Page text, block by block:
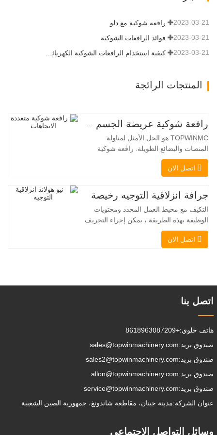
رافعة شوكية مع دلو 2023-03-21
فوائد الرافعات الشوكية 2023-03-21
كيفية استخدام الرافعات الشوكية الكهربائية بشكل صحيح 2023-03-21
المنتجات الرائجة
رافعة شوكية عريضة الجسم متعددة الاتجاهات 3.5-5.0 طن
TOPWINMC هو الحل الأمثل لمناولة
المنصات والبضائع الطويلة. رافعة شوكية
ثنائية الاستخدام، تجمع بين مزايا الرافعة
الشوكية والرافعة الجانبية. محركها الكهربائي
بزاوية 360 درجة، يُمكّنان من تغيير الاتجاه
بسلاسة دون انقطاع في تدفق الحمولة، مما
يجعل TOPWINMC
اتصل الان
جرافة انزلاقية التوجيه رخيصة
التكيف مع محيط العمل المحدد ومحتويات
الوظيفة بهذه الطريقة ، يمكن إجراء التجريف
، التراص ، الرفع ، الحفر ، الحفر ، السحق ،
الإمساك ، الدفع ، تخفيف التربة ، الخنادق
التي تختار القيام بها.يمكن
اتصل الان
اتصل بنا
هاتف خلوي:+8618963087209
صندوق بريد:sales@topwinmachinery.com
صندوق بريد:sales2@topwinmachinery.com
صندوق بريد:allon@topwinmachinery.com
صندوق بريد:service@topwinmachinery.com
عنوان الشركة:مدينة جينان، مقاطعة شاندونغ، جمهورية الصين الشعبية
وسائل التواصل الاجتماعي